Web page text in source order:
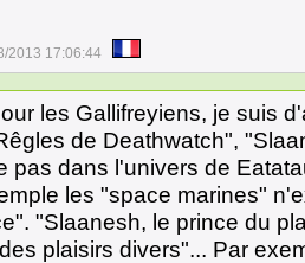
2013 17:06:44
les Gallifreyiens, je suis
de Deathwatch",
pas dans l'univers de
les "space marines"
"Slaanesh, le prince du
plaisirs divers"... Par